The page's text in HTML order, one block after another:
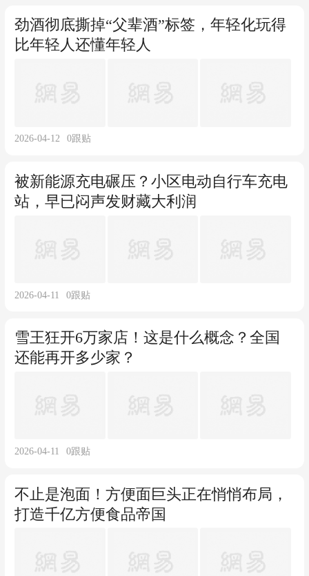
劲酒彻底撕掉“父辈酒”标签，年轻化玩得
比年轻人还懂年轻人
2026-04-12 0跟贴
被新能源充电碾压？小区电动自行车充电
站，早已闷声发财藏大利润
2026-04-11 0跟贴
雪王狂开6万家店！这是什么概念？全国
还能再开多少家？
2026-04-11 0跟贴
不止是泡面！方便面巨头正在悄悄布局，
打造千亿方便食品帝国